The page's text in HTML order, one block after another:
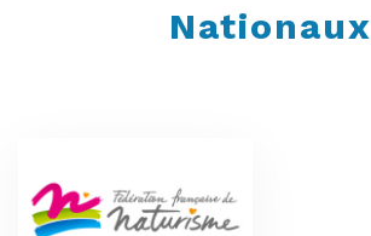
Nationaux